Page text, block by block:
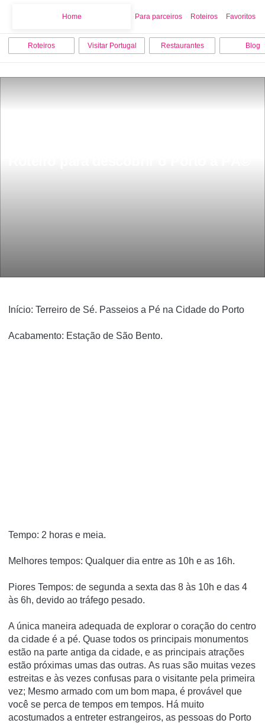
Home Para parceiros Roteiros Favoritos
Roteiros Visitar Portugal Restaurantes Blog
Início: Terreiro de Sé. Passeios a Pé na Cidade do Porto
Acabamento: Estação de São Bento.
Tempo: 2 horas e meia.
Melhores tempos: Qualquer dia entre as 10h e as 16h.
Piores Tempos: de segunda a sexta das 8 às 10h e das 4
às 6h, devido ao tráfego pesado.
A única maneira adequada de explorar o coração do centro
da cidade é a pé. Quase todos os principais monumentos
estão na parte antiga da cidade, e as principais atrações
estão próximas umas das outras. As ruas são muitas vezes
estreitas e às vezes confusas para o visitante pela primeira
vez; Mesmo armado com um bom mapa, é provável que
você se perca de tempos em tempos. Há muito
acostumados a entreter estrangeiros, as pessoas do Porto